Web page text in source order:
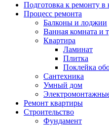
Подготовка к ремонту в
Процесс ремонта
Балконы и лоджии
Ванная комната и
Квартира
Ламинат
Плитка
Поклейка
Сантехника
Умный дом
Ремонт квартиры
Строительство
Фундамент